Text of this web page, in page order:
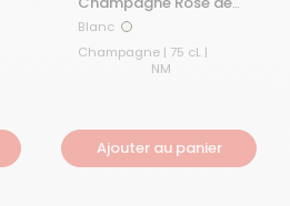
saignée
Blanc Blanc
Champagne | 75 cL |
NM
Ajouter au panier